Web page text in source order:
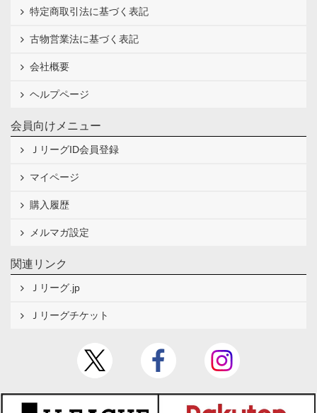
特定商取引法に基づく表記
古物営業法に基づく表記
会社概要
ヘルプページ
会員向けメニュー
ＪリーグID会員登録
マイページ
購入履歴
メルマガ設定
関連リンク
Ｊリーグ.jp
Ｊリーグチケット